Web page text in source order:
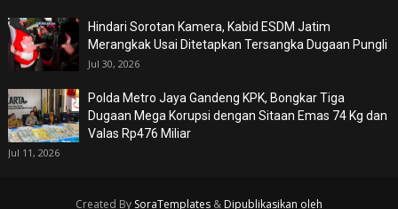
Hindari Sorotan Kamera, Kabid ESDM Jatim
Merangkak Usai Ditetapkan Tersangka Dugaan Pungli
Jul 30, 2026
Polda Metro Jaya Gandeng KPK, Bongkar Tiga
Dugaan Mega Korupsi dengan Sitaan Emas 74 Kg dan
Valas Rp476 Miliar
Jul 11, 2026
Created By SoraTemplates& Dipublikasikan oleh